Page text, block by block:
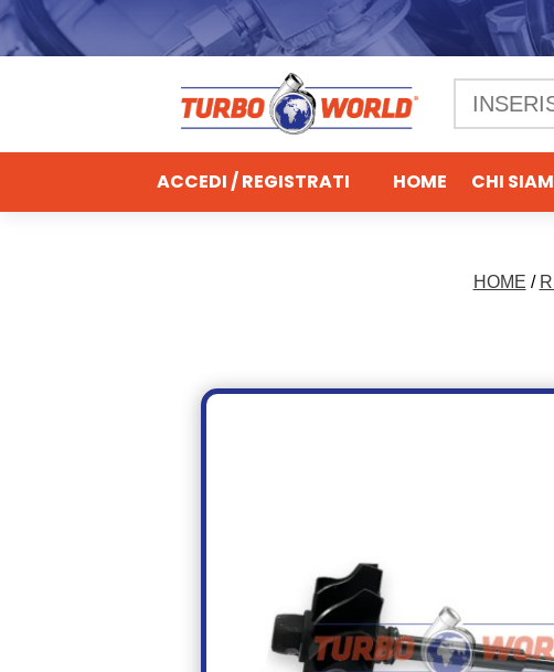
ACCEDI / REGISTRATI HOME CHI
HOME /